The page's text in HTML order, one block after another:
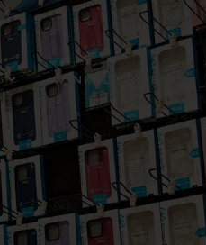
WINKELPUNTEN